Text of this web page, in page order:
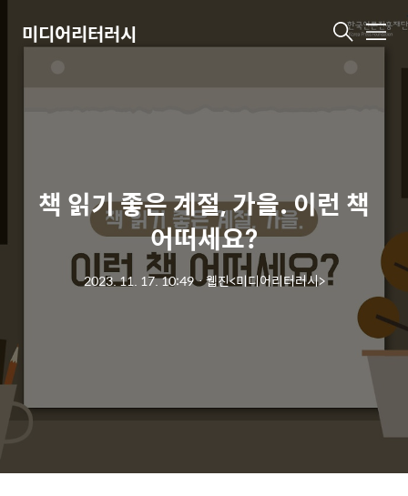
미디어리터러시 메
뉴
책 읽기 좋은 계절, 가을. 이런 책
어떠세요?
2023. 11. 17. 10:49ㆍ웹진<미디어리터러시>